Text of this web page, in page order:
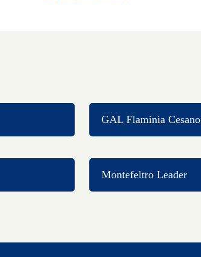
GAL Flaminia Cesano
Montefeltro Leader